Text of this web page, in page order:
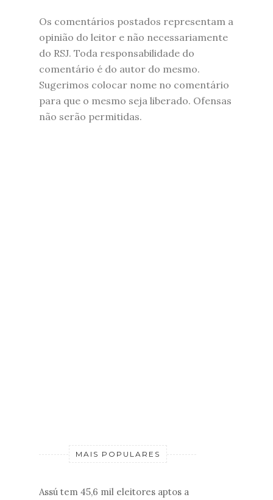
Os comentários postados representam a
opinião do leitor e não necessariamente
do RSJ. Toda responsabilidade do
comentário é do autor do mesmo.
Sugerimos colocar nome no comentário
para que o mesmo seja liberado. Ofensas
não serão permitidas.
MAIS POPULARES
Assú tem 45,6 mil eleitores aptos a